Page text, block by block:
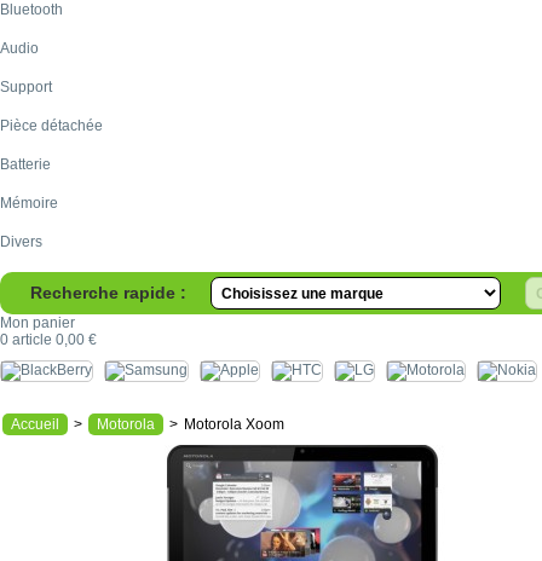
Bluetooth
Audio
Support
Pièce détachée
Batterie
Mémoire
Divers
Recherche rapide :
Mon panier
0 article 0,00 €
Accueil > Motorola > Motorola Xoom